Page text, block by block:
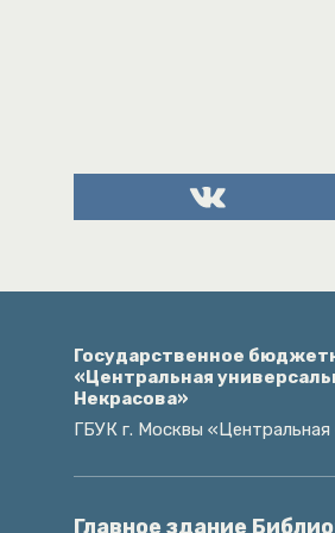
Государственное
«Центральная
Некрасова»
ГБУК г. Москвы
Главное здание